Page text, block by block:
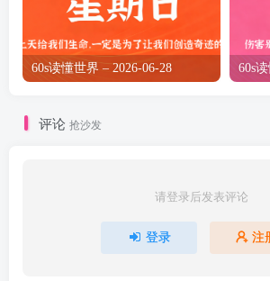
60s读懂世界 – 2026-06-28 60s
评论 抢沙发
请登录后发表评论
登录 注